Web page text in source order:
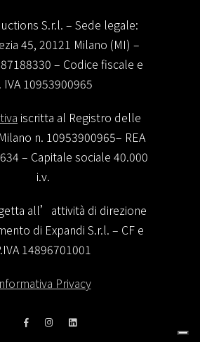
S.r.l. – Sede legale:
45, 20121 Milano (MI) –
– Codice fiscale e
IVA 10953900965
iscritta al Registro delle
n. 10953900965– REA
– Capitale sociale 40.000
i.v.
all’attività di direzione
di Expandi S.r.l. – CF e
14896701001
Privacy